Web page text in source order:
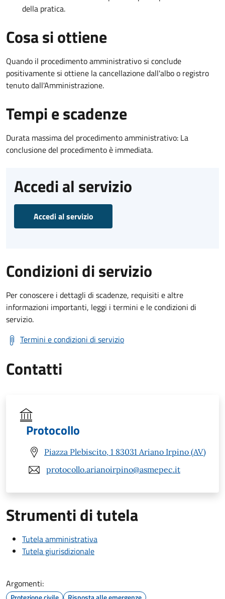
della pratica.
Cosa si ottiene
Quando il procedimento amministrativo si conclude
positivamente si ottiene la cancellazione dall'albo o registro
tenuto dall'Amministrazione.
Tempi e scadenze
Durata massima del procedimento amministrativo: La
conclusione del procedimento è immediata.
Accedi al servizio
Accedi al servizio
Condizioni di servizio
Per conoscere i dettagli di scadenze, requisiti e altre
informazioni importanti, leggi i termini e le condizioni di
servizio.
Termini e condizioni di servizio
Contatti
Protocollo
Piazza Plebiscito, 1 83031 Ariano Irpino (AV)
protocollo.arianoirpino@asmepec.it
Strumenti di tutela
Tutela amministrativa
Tutela giurisdizionale
Argomenti: